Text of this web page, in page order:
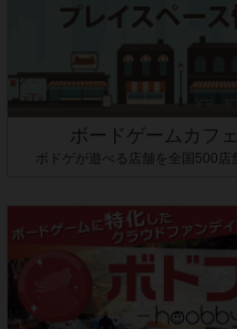
ボードゲームカフ
ボドゲが遊べる店舗を全国500店